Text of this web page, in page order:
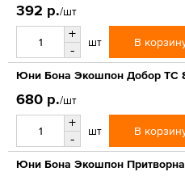
392 р./шт
+
-
шт В
Юни Бона Экошпон Добор ТС
680 р./шт
+
-
шт В
Юни Бона Экошпон